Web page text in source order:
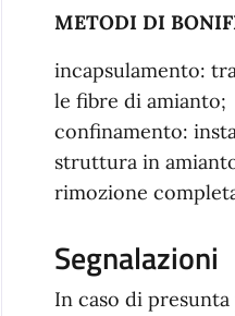
METODI DI
incapsulamento:
le fibre di amianto;
confinamento:
struttura in
rimozione
Segnalazioni
In caso di